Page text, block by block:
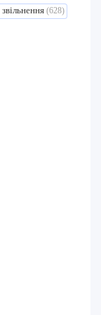
звільнення (628)